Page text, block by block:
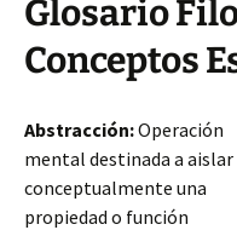
Glosario
Conceptos
Abstracción:Operación
mental destinada a aislar
conceptualmente una
propiedad o función